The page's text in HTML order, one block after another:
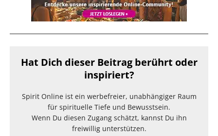
Hat Dich dieser Beitrag berührt oder
inspiriert?
Spirit Online ist ein werbefreier, unabhängiger Raum
für spirituelle Tiefe und Bewusstsein.
Wenn Du diesen Zugang schätzt, kannst Du ihn
freiwillig unterstützen.